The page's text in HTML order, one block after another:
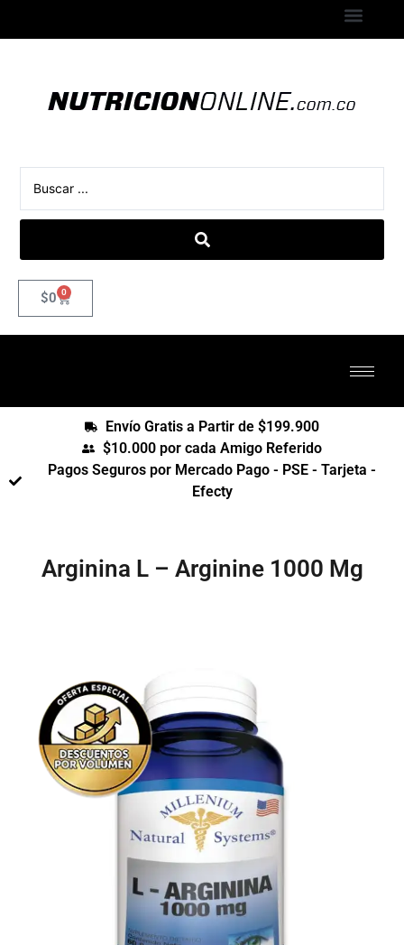
$0 0
Envío Gratis a Partir de $199.900
$10.000 por cada Amigo Referido
Pagos Seguros por Mercado Pago - PSE - Tarjeta -
Efecty
Arginina L – Arginine 1000 Mg